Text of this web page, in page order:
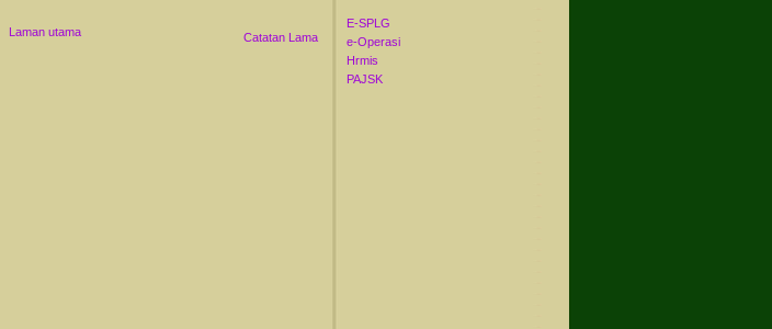
Catatan Lama
Laman utama
E-SPLG
e-Operasi
Hrmis
PAJSK